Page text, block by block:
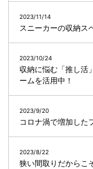
2023/11/14
スニーカーの収納ス
2023/10/24
収納に悩む「推し活
ームを活用中！
2023/9/20
コロナ渦で増加した
2023/8/22
狭い間取りだからこ